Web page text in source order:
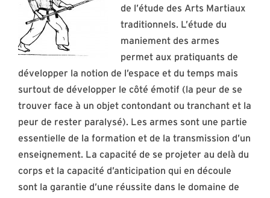
de l’étude des Arts Martiaux
traditionnels. L’étude du
maniement des armes
permet aux pratiquants de
développer la notion de l’espace et du temps mais
surtout de développer le côté émotif (la peur de se
trouver face à un objet contondant ou tranchant et la
peur de rester paralysé). Les armes sont une partie
essentielle de la formation et de la transmission d’un
enseignement. La capacité de se projeter au delà du
corps et la capacité d’anticipation qui en découle
sont la garantie d’une réussite dans le domaine de